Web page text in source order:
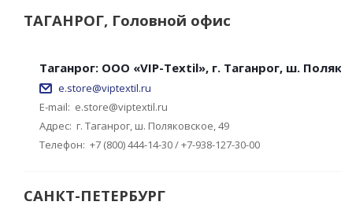
ТАГАНРОГ, Головной офис
Таганрог: ООО «VIP-Textil», г. Таганрог, ш.
e.store@viptextil.ru
E-mail: e.store@viptextil.ru
Адрес: г. Таганрог, ш. Поляковское, 49
Телефон: +7 (800) 444-14-30 / +7-938-127-30-00
САНКТ-ПЕТЕРБУРГ